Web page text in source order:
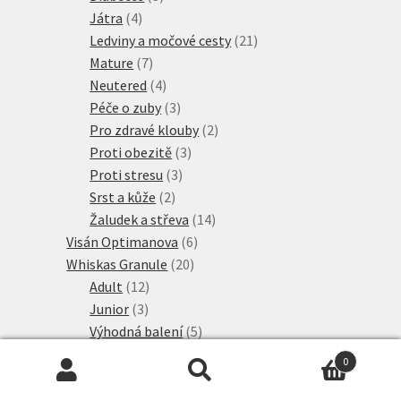
Játra 44
produkty
Ledviny a močové cesty 21 21
Mature 77
produktů
Neutered 44
produkty
Péče o zuby 33
produkty
Pro zdravé klouby 22
Proti obezitě 33
Proti stresu 33
Srst a kůže 22
produkty
Žaludek a střeva 1414
Visán Optimanova 66
produktů
Whiskas Granule 2020
Adult 1212
produktů
Junior 33
produkty
Výhodná balení 55
produktů
Wild Freedom Granule 26
0